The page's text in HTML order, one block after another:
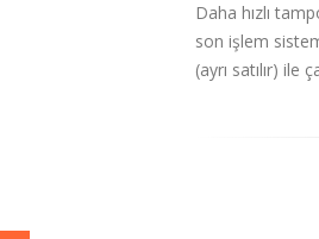
Daha hızlı
son işlem
(ayrı satılır) ile